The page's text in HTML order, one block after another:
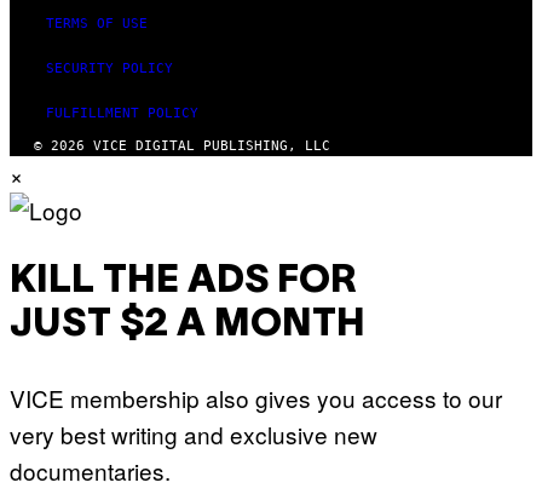
TERMS OF USE
SECURITY POLICY
FULFILLMENT POLICY
© 2026 VICE DIGITAL PUBLISHING, LLC
×
KILL THE ADS FOR
JUST $2 A MONTH
VICE membership also gives you access to our
very best writing and exclusive new
documentaries.